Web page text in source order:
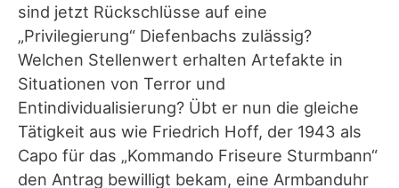
sind jetzt Rückschlüsse auf eine
„Privilegierung“ Diefenbachs zulässig?
Welchen Stellenwert erhalten Artefakte in
Situationen von Terror und
Entindividualisierung? Übt er nun die gleiche
Tätigkeit aus wie Friedrich Hoff, der 1943 als
Capo für das „Kommando Friseure Sturmbann“
den Antrag bewilligt bekam, eine Armbanduhr